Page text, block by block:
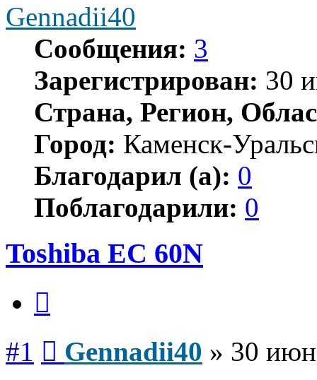
Gennadii40
Сообщения: 3
Зарегистрирован: 30
Страна, Регион,
Город: Каменск-
Благодарил (а): 0
Поблагодарили: 0
Toshiba EC 60N
#1 Gennadii40 » 30